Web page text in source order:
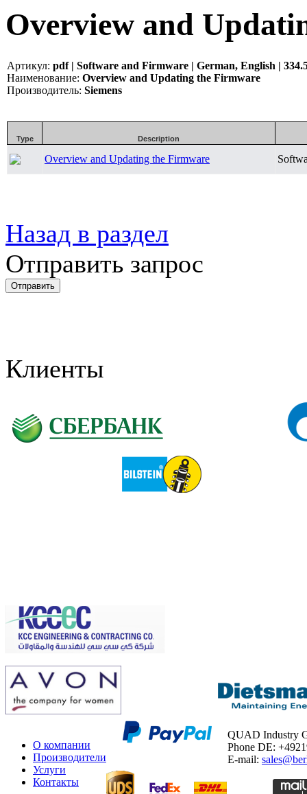
Overview and
Артикул: pdf | Software and Firmware | German, English |
Наименование: Overview and Updating the Firmware
Производитель: Siemens
Type Description
Overview and Updating the Firmware
Назад в раздел
Отправить запрос
Клиенты
О компании
Производители
Услуги
Контакты
QUAD Industry
Phone DE:
E-mail: